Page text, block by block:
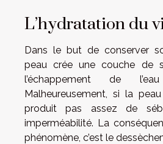
L’hydratation du
Dans le but de conserver
peau crée une couche de
l’échappement de
Malheureusement, si la
produit pas assez de
imperméabilité. La
phénomène, c’est le